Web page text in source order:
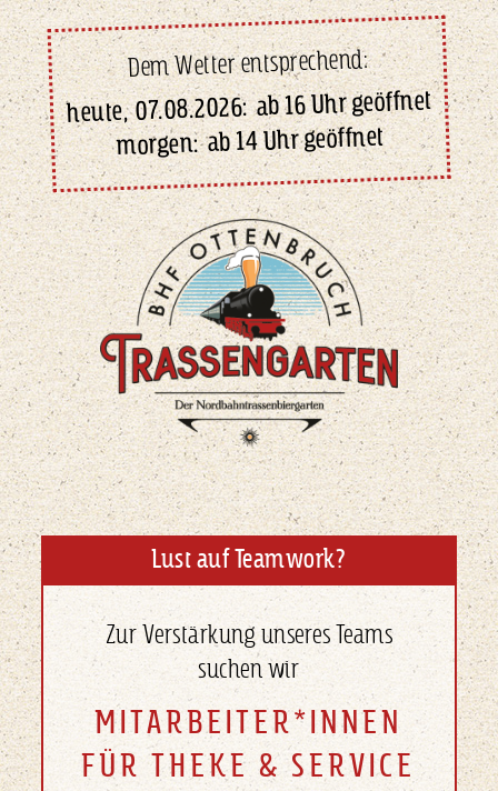
Dem Wetter entsprechend:
heute, 07.08.2026: ab 16 Uhr geöffnet
morgen: ab 14 Uhr geöffnet
Lust auf Teamwork?
Zur Verstärkung unseres Teams
suchen wir
MITARBEITER*INNEN
FÜR THEKE & SERVICE